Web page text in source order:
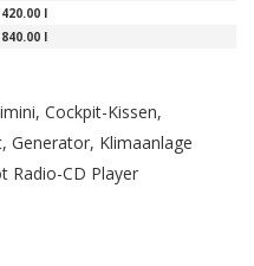
420.00 l
840.00 l
Cockpit-Kissen,
Generator, Klimaanlage
Radio-CD Player